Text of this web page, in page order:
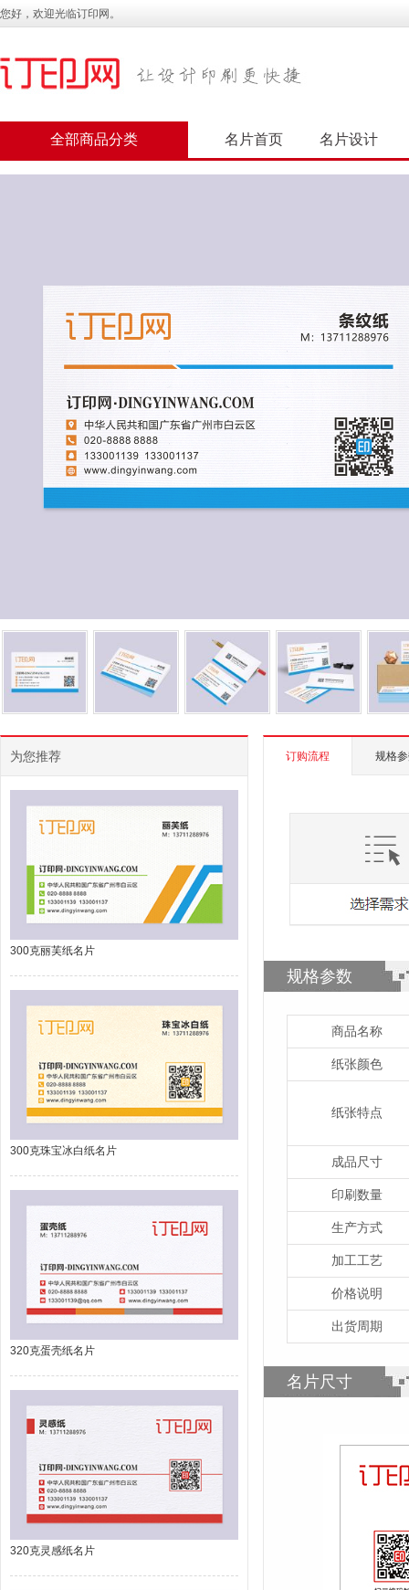
您好，欢迎光临订印网。
全部商品分类 名片首页 名片设计
为您推荐
300克丽芙纸名片
300克珠宝冰白纸名片
320克蛋壳纸名片
320克灵感纸名片
订购流程 规格
规格参数
商品名称
纸张颜色
纸张特点
成品尺寸
印刷数量
生产方式
加工工艺
价格说明
出货周期
名片尺寸